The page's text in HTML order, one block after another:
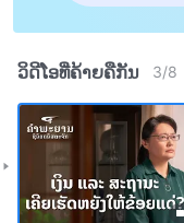
ວິດີໂອທີ່ຄ້າຍຄືກັນ 3/8